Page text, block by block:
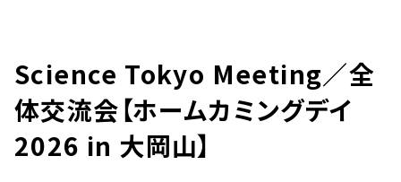
Science Tokyo Meeting／全
体交流会【ホームカミングデイ
2026 in 大岡山】